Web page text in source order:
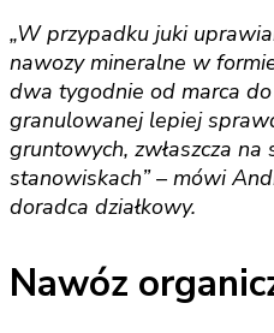
„W przypadku juki
nawozy mineralne w
dwa tygodnie od marca
granulowanej lepiej
gruntowych, zwłaszcza na
stanowiskach” – mówi
doradca działkowy.
Nawóz